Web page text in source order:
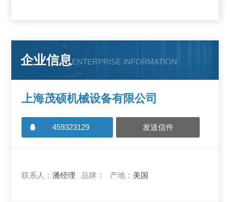
企业信息ENTERPRISE INFORMATION
上海茂硕机械设备有限公司
459323129 发送信件
联系人：潘经理 品牌： 产地： 美国